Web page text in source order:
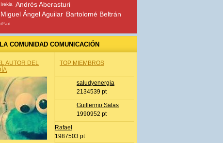
Irekia
Andrés Aberasturi
Miguel Ángel Aguilar Bartolomé Beltrán
iPad
LA COMUNIDAD COMUNICACIÓN
AUTOR DEL
TOP MIEMBROS
saludyenergia
2134539 pt
Guillermo Salas
1990952 pt
Rafael
1987503 pt